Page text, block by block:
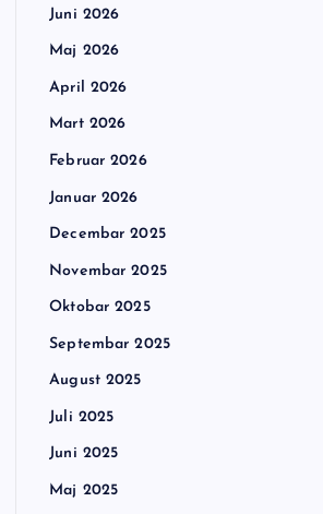
Juni 2026
Maj 2026
April 2026
Mart 2026
Februar 2026
Januar 2026
Decembar 2025
Novembar 2025
Oktobar 2025
Septembar 2025
August 2025
Juli 2025
Juni 2025
Maj 2025